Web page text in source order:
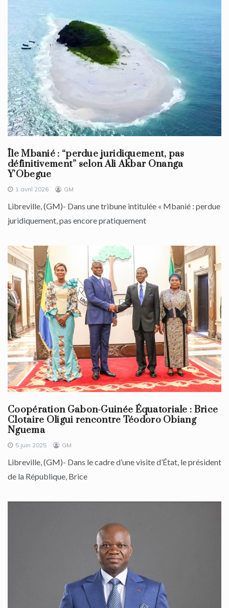
Île Mbanié : “perdue juridiquement, pas
définitivement” selon Ali Akbar Onanga
Y’Obegue
1 avril 2026 GM
Libreville, (GM)- Dans une tribune intitulée « Mbanié : perdue
juridiquement, pas encore pratiquement
Coopération Gabon-Guinée Équatoriale : Brice
Clotaire Oligui rencontre Téodoro Obiang
Nguema
5 juin 2025 GM
Libreville, (GM)- Dans le cadre d’une visite d’État, le président
de la République, Brice